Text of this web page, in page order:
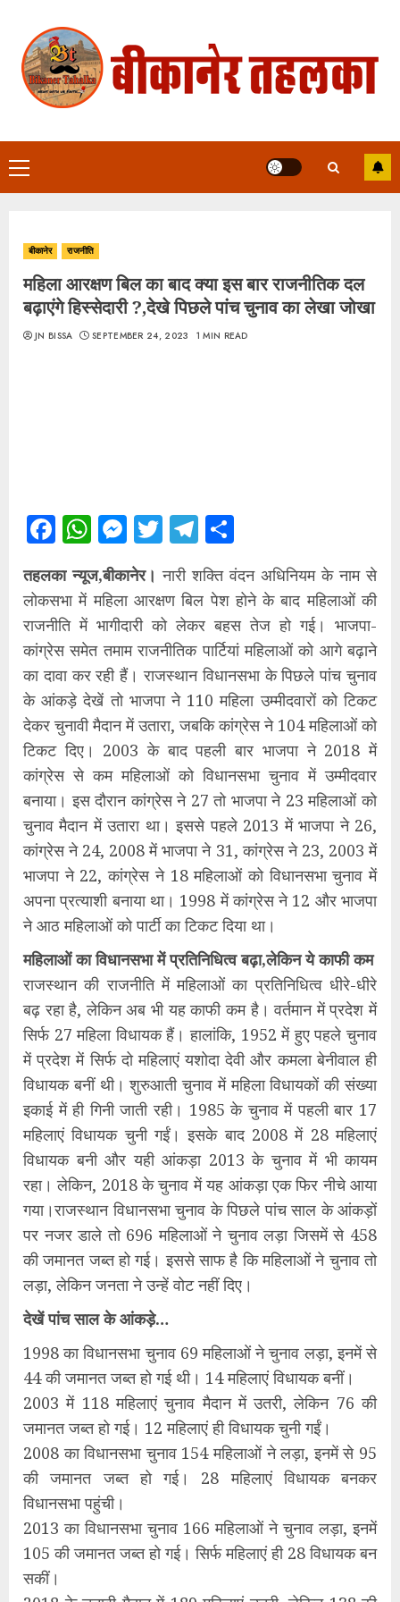
content
Primary
Menu
बीकानेर राजनीति
महिला आरक्षण बिल का बाद क्या इस बार राजनीतिक दल
बढ़ाएंगे हिस्सेदारी ?,देखे पिछले पांच चुनाव का लेखा जोखा
JN BISSA SEPTEMBER 24, 2023 1 MIN READ
Facebook
WhatsApp
Messenger
TwitterTelegram
तहलका न्यूज,बीकानेर। नारी शक्ति वंदन अधिनियम के नाम से
लोकसभा में महिला आरक्षण बिल पेश होने के बाद महिलाओं की
राजनीति में भागीदारी को लेकर बहस तेज हो गई। भाजपा-
कांग्रेस समेत तमाम राजनीतिक पार्टियां महिलाओं को आगे बढ़ाने
का दावा कर रही हैं। राजस्थान विधानसभा के पिछले पांच चुनाव
के आंकड़े देखें तो भाजपा ने 110 महिला उम्मीदवारों को टिकट
देकर चुनावी मैदान में उतारा, जबकि कांग्रेस ने 104 महिलाओं को
टिकट दिए। 2003 के बाद पहली बार भाजपा ने 2018 में
कांग्रेस से कम महिलाओं को विधानसभा चुनाव में उम्मीदवार
बनाया। इस दौरान कांग्रेस ने 27 तो भाजपा ने 23 महिलाओं को
चुनाव मैदान में उतारा था। इससे पहले 2013 में भाजपा ने 26,
कांग्रेस ने 24, 2008 में भाजपा ने 31, कांग्रेस ने 23, 2003 में
भाजपा ने 22, कांग्रेस ने 18 महिलाओं को विधानसभा चुनाव में
अपना प्रत्याशी बनाया था। 1998 में कांग्रेस ने 12 और भाजपा
ने आठ महिलाओं को पार्टी का टिकट दिया था।
महिलाओं का विधानसभा में प्रतिनिधित्व बढ़ा,लेकिन ये काफी कम
राजस्थान की राजनीति में महिलाओं का प्रतिनिधित्व धीरे-धीरे
बढ़ रहा है, लेकिन अब भी यह काफी कम है। वर्तमान में प्रदेश में
सिर्फ 27 महिला विधायक हैं। हालांकि, 1952 में हुए पहले चुनाव
में प्रदेश में सिर्फ दो महिलाएं यशोदा देवी और कमला बेनीवाल ही
विधायक बनीं थी। शुरुआती चुनाव में महिला विधायकों की संख्या
इकाई में ही गिनी जाती रही। 1985 के चुनाव में पहली बार 17
महिलाएं विधायक चुनी गईं। इसके बाद 2008 में 28 महिलाएं
विधायक बनी और यही आंकड़ा 2013 के चुनाव में भी कायम
रहा। लेकिन, 2018 के चुनाव में यह आंकड़ा एक फिर नीचे आया
गया।राजस्थान विधानसभा चुनाव के पिछले पांच साल के आंकड़ों
पर नजर डाले तो 696 महिलाओं ने चुनाव लड़ा जिसमें से 458
की जमानत जब्त हो गई। इससे साफ है कि महिलाओं ने चुनाव तो
लड़ा, लेकिन जनता ने उन्हें वोट नहीं दिए।
देखें पांच साल के आंकड़े…
1998 का विधानसभा चुनाव 69 महिलाओं ने चुनाव लड़ा, इनमें से
44 की जमानत जब्त हो गई थी। 14 महिलाएं विधायक बनीं।
2003 में 118 महिलाएं चुनाव मैदान में उतरी, लेकिन 76 की
जमानत जब्त हो गई। 12 महिलाएं ही विधायक चुनी गईं।
2008 का विधानसभा चुनाव 154 महिलाओं ने लड़ा, इनमें से 95
की जमानत जब्त हो गई। 28 महिलाएं विधायक बनकर
विधानसभा पहुंची।
2013 का विधानसभा चुनाव 166 महिलाओं ने चुनाव लड़ा, इनमें
105 की जमानत जब्त हो गई। सिर्फ महिलाएं ही 28 विधायक बन
सकीं।